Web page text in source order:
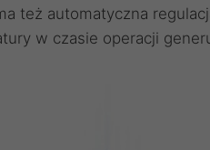
też automatyczna
w czasie operacji